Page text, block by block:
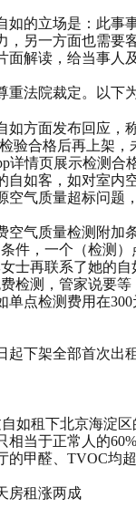
如的立场是：此事
，另一方面也需要
面解读，给当事人
重法院裁定。以下
方面发布回应，
验合格后再上架，
详情页展示检测合
自如客，如对室内
空气质量超标问题
空气质量检测附加
件，一个（检测
士再联系了她的
检测，管家说要
单点检测费用在
起下架全部首次出
如租下北京海淀
当于正常人的
的甲醛、TVOC均
房租涨两成